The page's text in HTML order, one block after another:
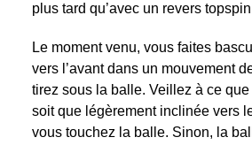
plus tard qu’avec un revers
Le moment venu, vous faites
vers l’avant dans un mouvement
tirez sous la balle. Veillez à ce
soit que légèrement inclinée vers
vous touchez la balle. Sinon, la